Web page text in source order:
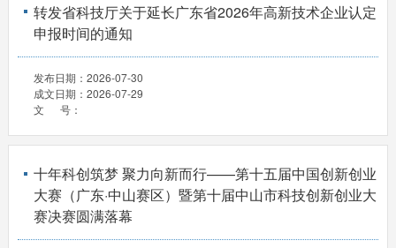
转发省科技厅关于延长广东省2026年高新技术企业认定
申报时间的通知
发布日期： 2026-07-30
成文日期： 2026-07-29
文 号：
十年科创筑梦 聚力向新而行——第十五届中国创新创业
大赛（广东·中山赛区）暨第十届中山市科技创新创业大
赛决赛圆满落幕